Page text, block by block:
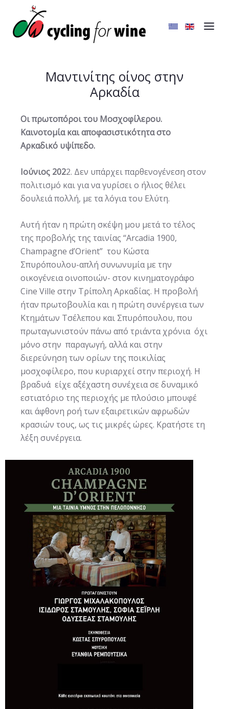
Μαντινίτης οίνος στην
Αρκαδία
Οι πρωτοπόροι του Μοσχοφίλερου.
Καινοτομία και αποφασιστικότητα στο
Αρκαδικό υψίπεδο.
Ιούνιος 2022. Δεν υπάρχει παρθενογένεση στον
πολιτισμό και για να γυρίσει ο ήλιος θέλει
δουλειά πολλή, με τα λόγια του Ελύτη.
Αυτή ήταν η πρώτη σκέψη μου μετά το τέλος
της προβολής της ταινίας “Arcadia 1900,
Champagne d’Orient” του Κώστα
Σπυρόπουλου-απλή συνωνυμία με την
οικογένεια οινοποιών- στον κινηματογράφο
Cine Ville στην Τρίπολη Αρκαδίας. Η προβολή
ήταν πρωτοβουλία και η πρώτη συνέργεια των
Κτημάτων Τσέλεπου και Σπυρόπουλου, που
πρωταγωνιστούν πάνω από τριάντα χρόνια όχι
μόνο στην παραγωγή, αλλά και στην
διερεύνηση των ορίων της ποικιλίας
μοσχοφίλερο, που κυριαρχεί στην περιοχή. Η
βραδυά είχε αξέχαστη συνέχεια σε δυναμικό
εστιατόριο της περιοχής με πλούσιο μπουφέ
και άφθονη ροή των εξαιρετικών αφρωδών
κρασιών τους, ως τις μικρές ώρες. Κρατήστε τη
λέξη συνέργεια.